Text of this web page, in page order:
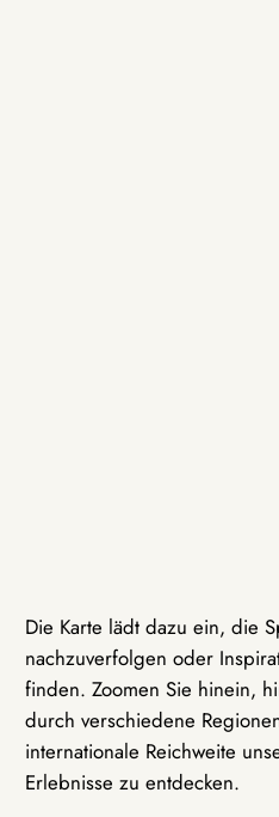
Die Karte lädt dazu ein, die
nachzuverfolgen oder
finden. Zoomen Sie hinein,
durch verschiedene
internationale Reichweite
Erlebnisse zu entdecken.